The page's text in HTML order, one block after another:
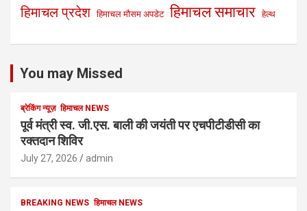
हिमाचल प्रदेश हिमाचल मौसम अपडेट हिमाचल समाचार हेल्थ
You may Missed
ब्रेकिंग न्यूज़ हिमाचल NEWS
पूर्व मंत्री स्व. जी.एस. बाली की जयंती पर एचपीटीडीसी का
रक्तदान शिविर
July 27, 2026 admin
BREAKING NEWS हिमाचल NEWS